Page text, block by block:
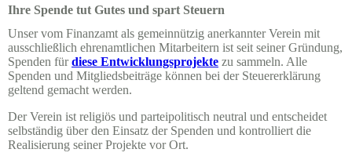
Ihre Spende tut Gutes und spart Steuern
Unser vom Finanzamt als gemeinnützig anerkannter Verein mit
ausschließlich ehrenamtlichen Mitarbeitern ist seit seiner Gründung,
Spenden fürdiese Entwicklungsprojekte zu sammeln. Alle
Spenden und Mitgliedsbeiträge können bei der Steuererklärung
geltend gemacht werden.
Der Verein ist religiös und parteipolitisch neutral und entscheidet
selbständig über den Einsatz der Spenden und kontrolliert die
Realisierung seiner Projekte vor Ort.